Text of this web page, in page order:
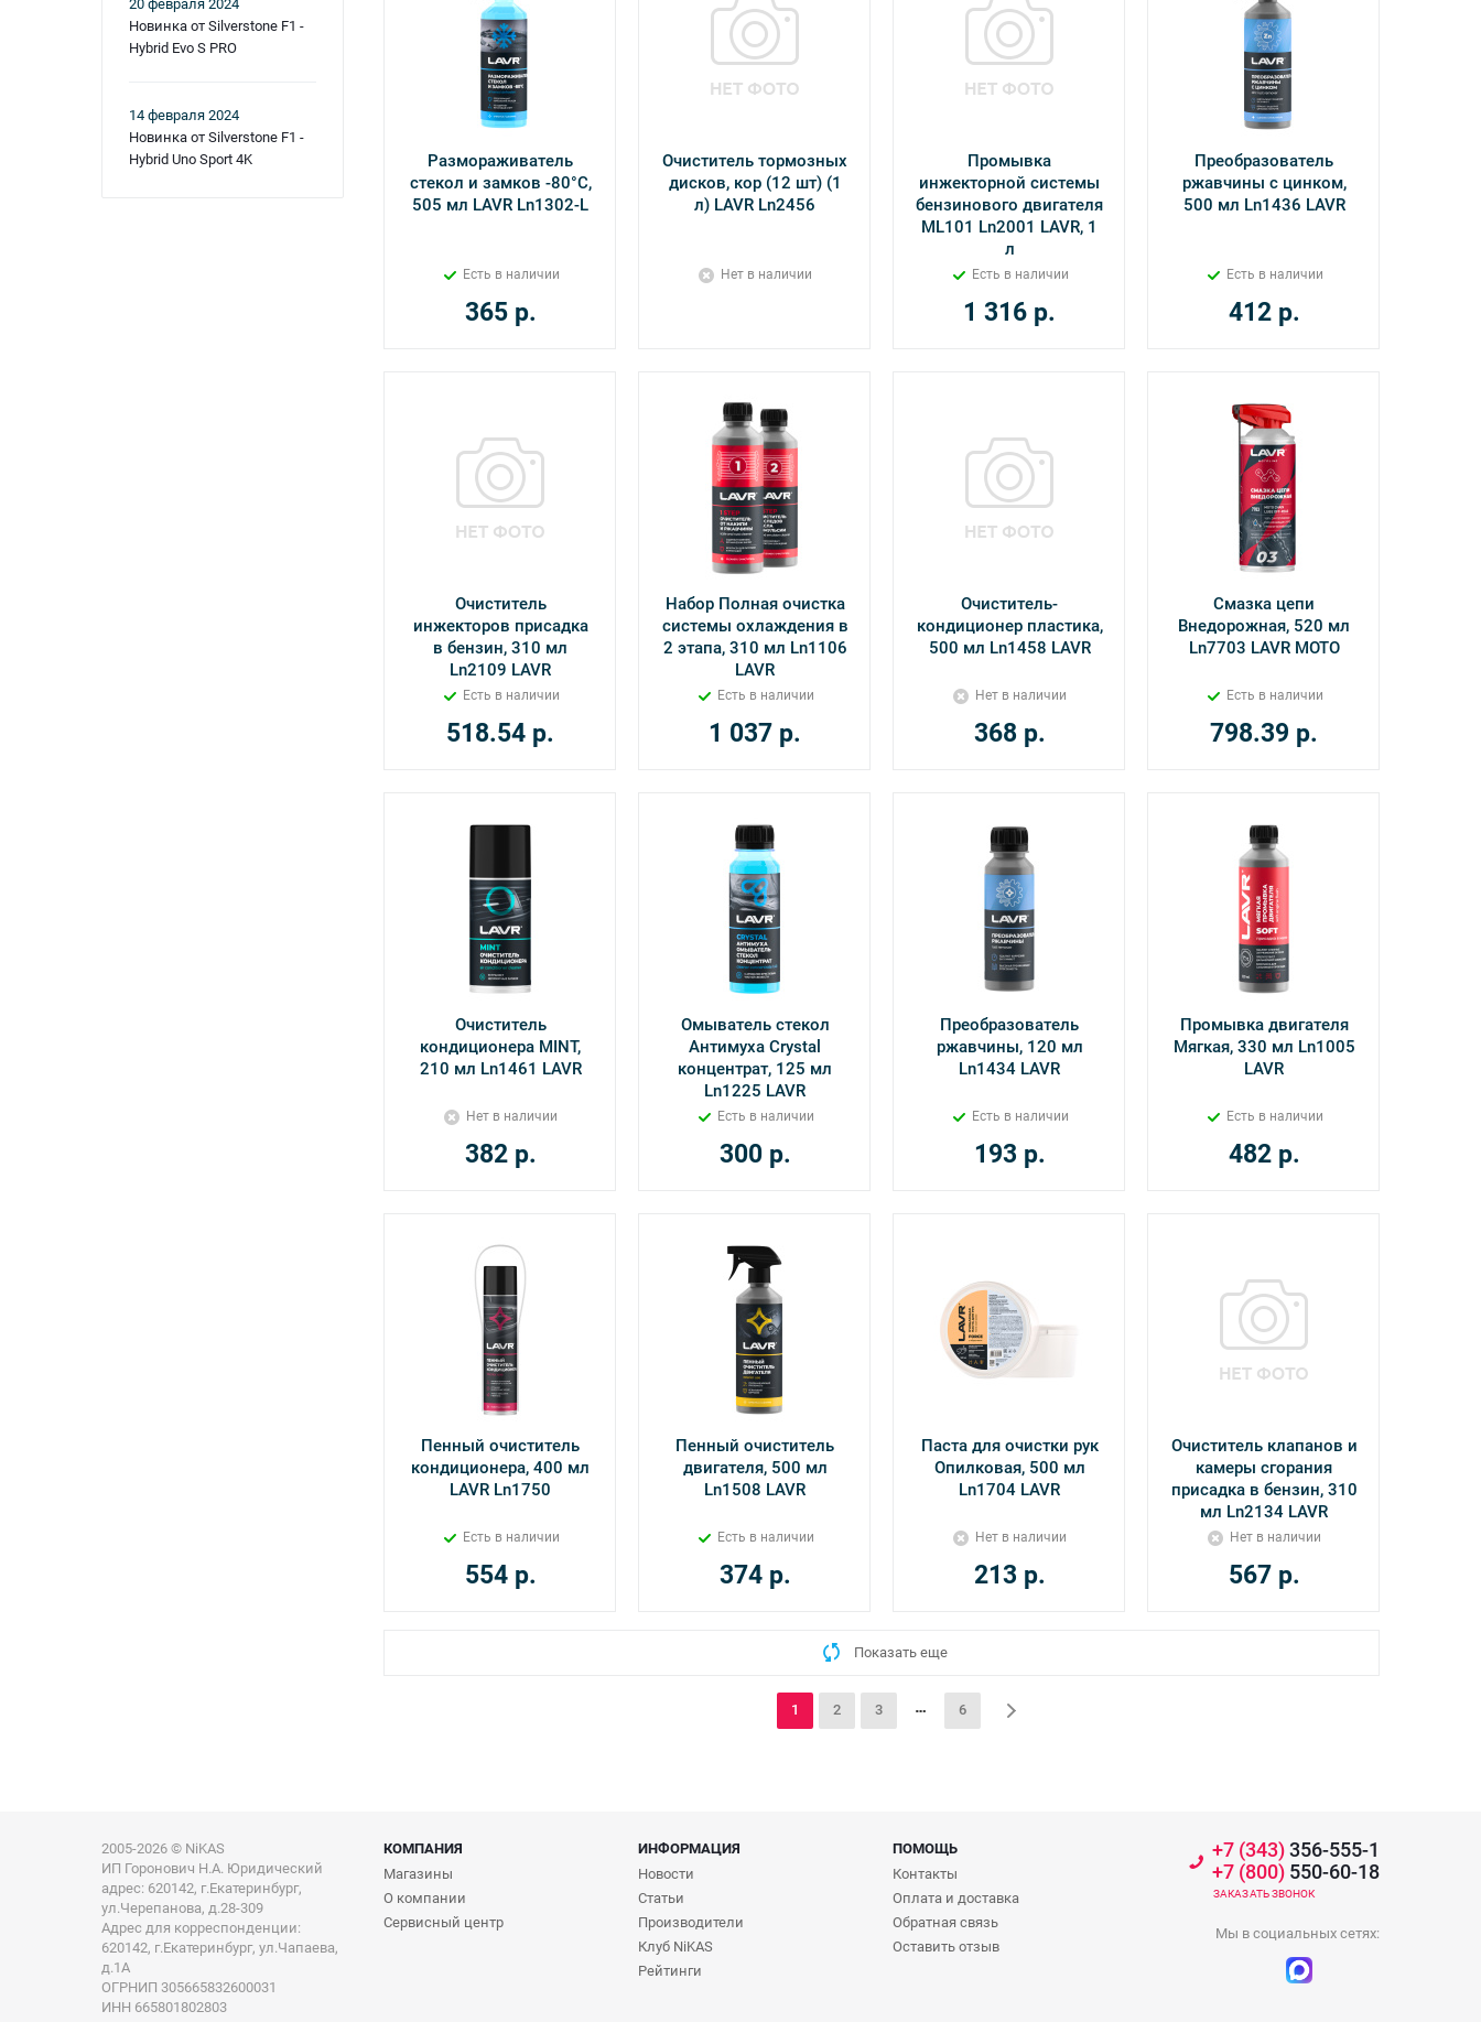
20 февраля 2024
Новинка от Silverstone F1 -
Hybrid Evo S PRO
14 февраля 2024
Новинка от Silverstone F1 -
Hybrid Uno Sport 4K
Размораживатель
стекол и замков -80°С,
505 мл LAVR Ln1302-L
Есть в наличии
365р.
Очиститель тормозных
дисков, кор (12 шт) (1
л) LAVR Ln2456
Нет в наличии
Промывка
инжекторной системы
бензинового двигателя
ML101 Ln2001 LAVR, 1
л
Есть в наличии
1 316 р.
Преобразователь
ржавчины с цинком,
500 мл Ln1436 LAVR
Есть в наличии
412р.
Очиститель
инжекторов присадка
в бензин, 310 мл
Ln2109 LAVR
Есть в наличии
518.54 р.
Набор Полная очистка
системы охлаждения в
2 этапа, 310 мл Ln1106
LAVR
Есть в наличии
1 037 р.
Очиститель-
кондиционер пластика,
500 мл Ln1458 LAVR
Нет в наличии
368 р.
Смазка цепи
Внедорожная, 520 мл
Ln7703 LAVR MOTO
Есть в наличии
798.39 р.
Очиститель
кондиционера MINT,
210 мл Ln1461 LAVR
Нет в наличии
382р.
Омыватель стекол
Антимуха Crystal
концентрат, 125 мл
Ln1225 LAVR
Есть в наличии
300р.
Преобразователь
ржавчины, 120 мл
Ln1434 LAVR
Есть в наличии
193 р.
Промывка двигателя
Мягкая, 330 мл Ln1005
LAVR
Есть в наличии
482р.
Пенный очиститель
кондиционера, 400 мл
LAVR Ln1750
Есть в наличии
554р.
Пенный очиститель
двигателя, 500 мл
Ln1508 LAVR
Есть в наличии
374р.
Паста для очистки рук
Опилковая, 500 мл
Ln1704 LAVR
Нет в наличии
213 р.
Очиститель клапанов и
камеры сгорания
присадка в бензин, 310
мл Ln2134 LAVR
Нет в наличии
567р.
Показать еще
1 2 3 6
2005-2026 © NiKAS
ИП Горонович Н.А. Юридический
адрес: 620142, г.Екатеринбург,
ул.Черепанова, д.28-309
Адрес для корреспонденции:
620142, г.Екатеринбург, ул.Чапаева,
д.1А
ОГРНИП 305665832600031
ИНН 665801802803
КОМПАНИЯ ИНФОРМАЦИЯ
ПОМОЩЬ
Магазины
О компании
Сервисный центр
Новости
Статьи
Производители
Клуб NiKAS
Рейтинги
Контакты
Оплата и доставка
Обратная связь
Оставить отзыв
+7 (343)356-555-1
+7 (800) 550-60-18
ЗАКАЗАТЬ ЗВОНОК
Мы в социальных сетях: